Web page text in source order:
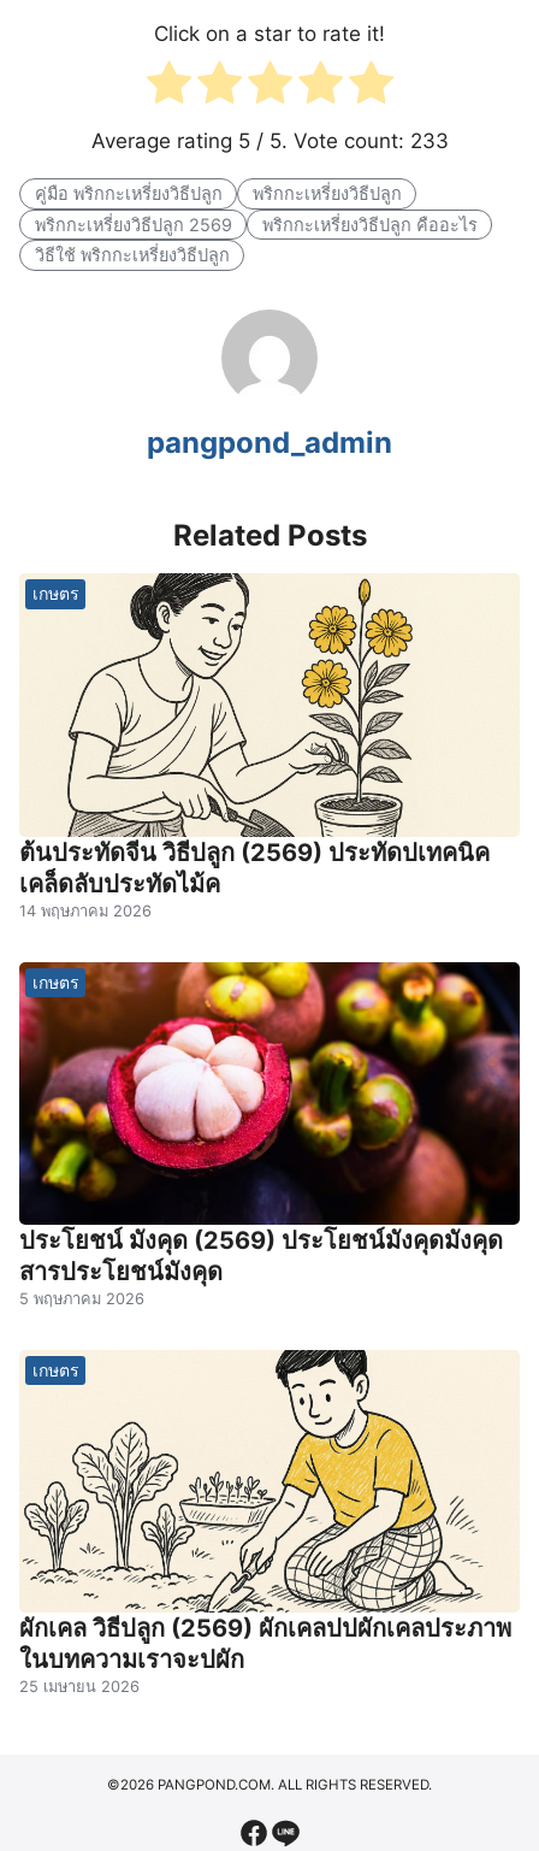
Click on a star to rate it!
Average rating 5/ 5. Vote count: 233
คู่มือ พริกกะเหรี่ยงวิธีปลูก
พริกกะเหรี่ยงวิธีปลูก
พริกกะเหรี่ยงวิธีปลูก 2569
พริกกะเหรี่ยงวิธีปลูก คืออะไร
วิธีใช้ พริกกะเหรี่ยงวิธีปลูก
pangpond_admin
Related Posts
เกษตร
ต้นประทัดจีน วิธีปลูก (2569) ประทัดปเทคนิค
เคล็ดลับประทัดไม้ค
14 พฤษภาคม 2026
เกษตร
ประโยชน์ มังคุด (2569) ประโยชน์มังคุดมังคุด
สารประโยชน์มังคุด
5 พฤษภาคม 2026
เกษตร
ผักเคล วิธีปลูก (2569) ผักเคลปปผักเคลประภาพ
ในบทความเราจะปผัก
25 เมษายน 2026
©2026 PANGPOND.COM. ALL RIGHTS RESERVED.